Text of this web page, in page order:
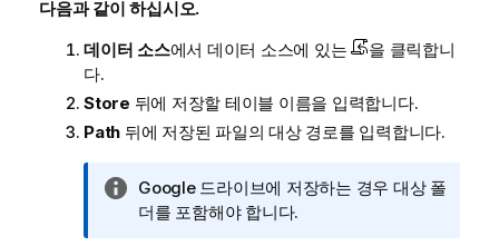
다음과 같이 하십시오.
데이터 소스에서 데이터 소스에 있는
을 클릭합니
다.
Store 뒤에 저장할 테이블 이름을 입력합니다.
Path 뒤에 저장된 파일의 대상 경로를 입력합니다.
정
보
Google 드라이브에 저장하는 경우 대상 폴
더를 포함해야 합니다.